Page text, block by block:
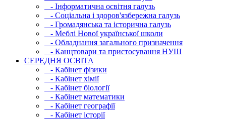
- Інфopматична освітня галузь
- Соціальна і здоров'язбережна галузь
- Громадянська та історична галузь
- Меблі Нової української школи
- Обладнання загального призначення
- Канцтовари та пристосування НУШ
СЕРЕДНЯ ОСВIТА
- Кабінет фізики
- Кабінет хімії
- Кабінет біології
- Кабінет математики
- Кабінет географії
- Кабінет історії